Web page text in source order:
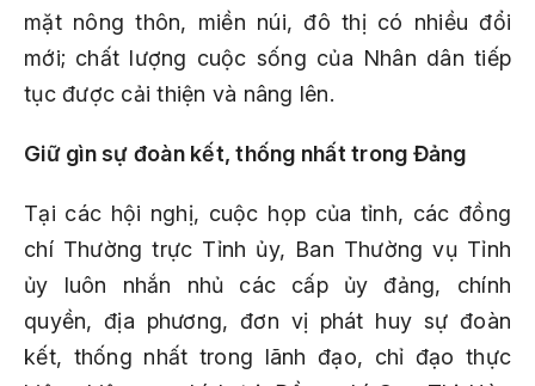
mặt nông thôn, miền núi, đô thị có nhiều đổi
mới; chất lượng cuộc sống của Nhân dân tiếp
tục được cải thiện và nâng lên.
Giữ gìn sự đoàn kết, thống nhất trong Đảng
Tại các hội nghị, cuộc họp của tỉnh, các đồng
chí Thường trực Tỉnh ủy, Ban Thường vụ Tỉnh
ủy luôn nhắn nhủ các cấp ủy đảng, chính
quyền, địa phương, đơn vị phát huy sự đoàn
kết, thống nhất trong lãnh đạo, chỉ đạo thực